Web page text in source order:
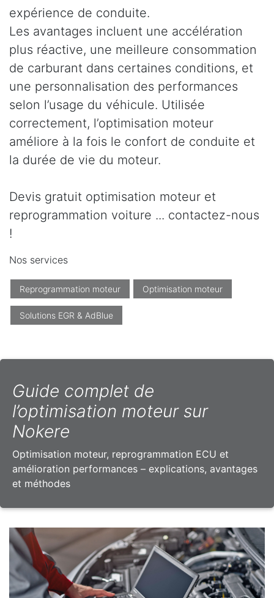
expérience de conduite.
Les avantages incluent une accélération
plus réactive, une meilleure consommation
de carburant dans certaines conditions, et
une personnalisation des performances
selon l’usage du véhicule. Utilisée
correctement, l’optimisation moteur
améliore à la fois le confort de conduite et
la durée de vie du moteur.
Devis gratuit optimisation moteur et
reprogrammation voiture ... contactez-nous
!
Nos services
Reprogrammation moteur Optimisation moteur
Solutions EGR & AdBlue
Guide complet de
l’optimisation moteur sur
Nokere
Optimisation moteur, reprogrammation ECU et
amélioration performances – explications, avantages
et méthodes